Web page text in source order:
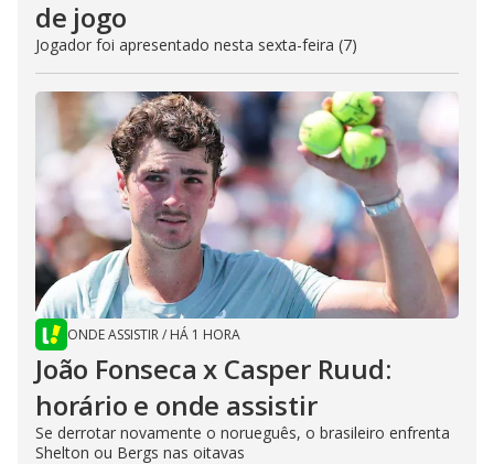
de jogo
Jogador foi apresentado nesta sexta-feira (7)
ONDE ASSISTIR/ HÁ 1 HORA
João Fonseca x Casper Ruud:
horário e onde assistir
Se derrotar novamente o norueguês, o brasileiro enfrenta
Shelton ou Bergs nas oitavas